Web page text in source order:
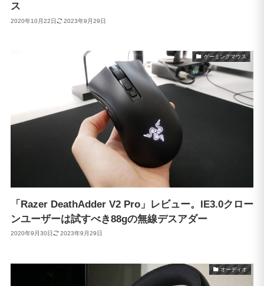
ス
2020年10月22日 2023年9月29日
ゲーミングマウス
「Razer DeathAdder V2 Pro」レビュー。IE3.0クロー
ンユーザーは試すべき88gの無線デスアダー
2020年9月30日 2023年9月29日
オーディオ